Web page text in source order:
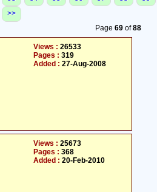
>>
Page 69of88
Views : 26533
Pages : 319
Added : 27-Aug-2008
Views : 25673
Pages : 368
Added : 20-Feb-2010